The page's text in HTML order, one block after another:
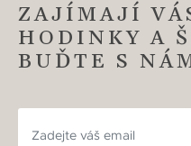
ZAJÍMAJÍ
HODINKY A
BUĎTE S